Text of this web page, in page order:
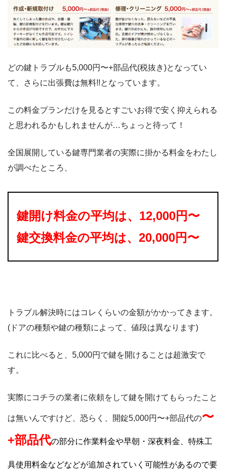
どの鍵トラブルも5,000円〜+部品代(税抜き)となってい
て、さらに出張費は無料!!となっています。
この料金プランだけを見るとすごいお得で安く抑えられる
と思われるかもしれませんが…ちょっと待って！
全国展開している鍵専門業者の実際に掛かる料金をわたし
が調べたところ、
鍵開け料金の平均は、12,000円〜
鍵交換料金の平均は、20,000円〜
トラブル解決時にはコレくらいの金額がかかってきます。
(ドアの種類や鍵の種類によって、値段は異なります)
これに比べると、5,000円で鍵を開けることは超激安で
す。
実際にコチラの業者に依頼をして鍵を開けてもらったこと
は無いんですけど、恐らく、開錠5,000円〜+部品代の〜
+部品代の部分に作業料金や早朝・深夜料金、特殊工
具使用料金などなどが追加されていく可能性があるので要